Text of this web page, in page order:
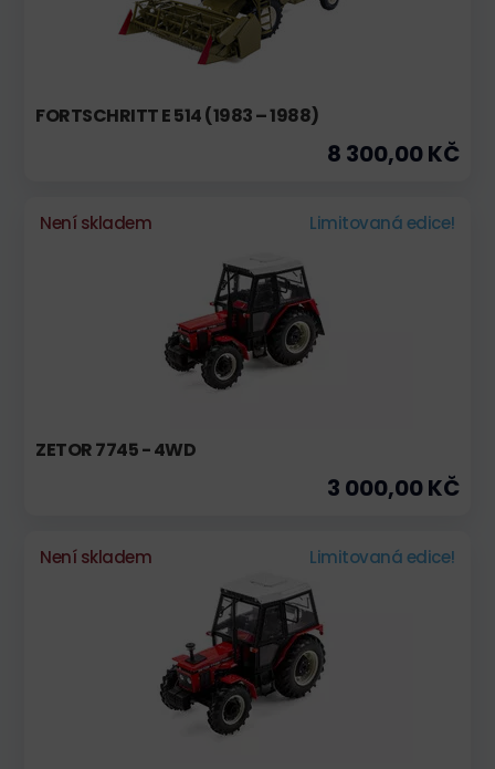
FORTSCHRITT E 514 (1983 – 1988)
8 300,00 KČ
Není skladem Limitovaná edice!
ZETOR 7745 - 4WD
3 000,00 KČ
Není skladem Limitovaná edice!